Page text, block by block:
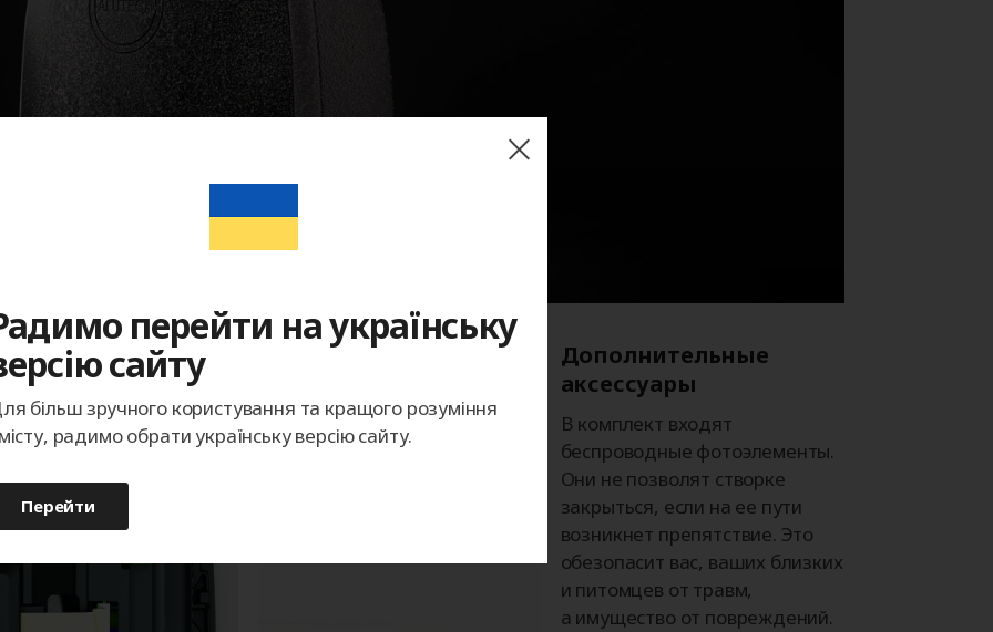
климатических регионах
Дополнительные
аксессуары
В комплект входят
беспроводные фотоэлементы.
Они не позволят створке
закрыться, если на ее пути
возникнет препятствие. Это
обезопасит вас, ваших близких
и питомцев от травм,
а имущество от повреждений.
перейти на українську
сайту
більш зручного користування та кращого розуміння
радимо обрати українську версію сайту.
Перейти